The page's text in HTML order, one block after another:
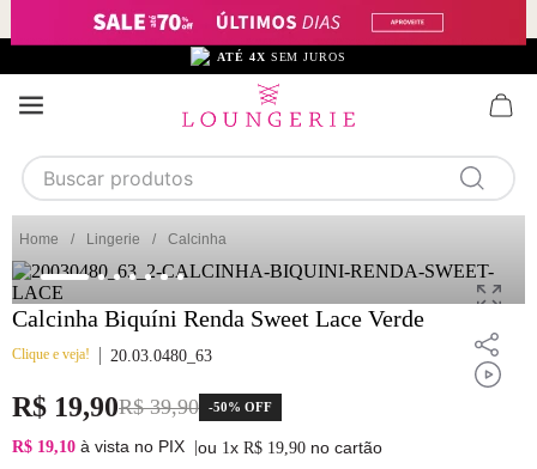
ATÉ 4X SEM JUROS
Buscar produtos
1 calcinha
2 sutiã
camisola
Lingerie Calcinha
Calcinha Biquíni Renda Sweet Lace Verde
Clique e veja! 20.03.0480_63
R$ 19,90R$ 39,90 -50% OFF
R$ 19,10 à vista no PIX ou 1x R$ 19,90 no cartão